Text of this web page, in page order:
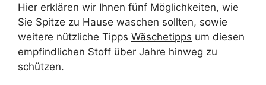
Hier erklären wir Ihnen fünf Möglichkeiten, wie
Sie Spitze zu Hause waschen sollten, sowie
weitere nützliche Tipps Wäschetipps um diesen
empfindlichen Stoff über Jahre hinweg zu
schützen.